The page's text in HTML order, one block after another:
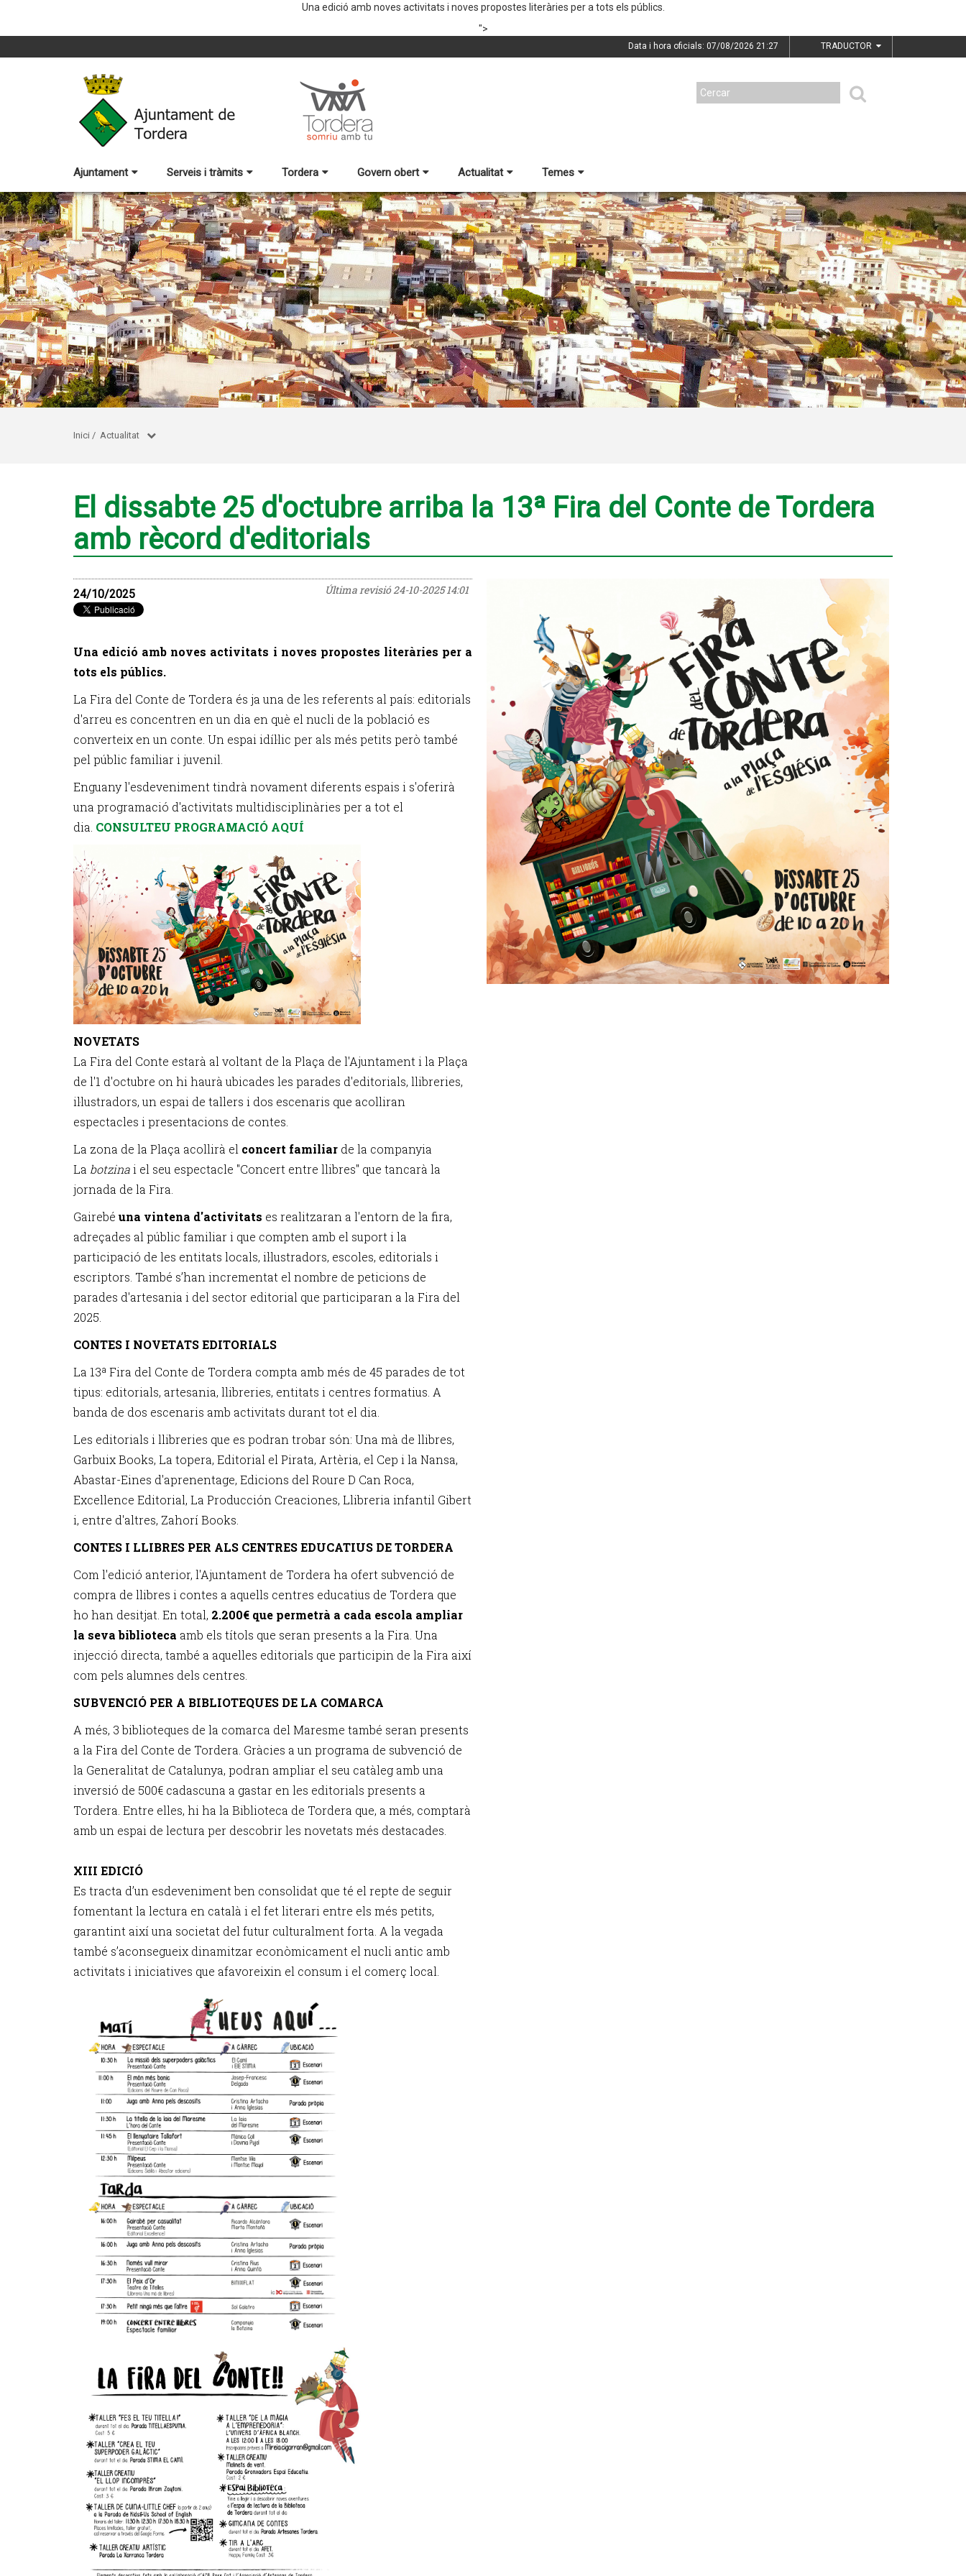
Una edició amb noves activitats i noves propostes literàries per a tots els públics.
">
Data i hora oficials: 07/08/2026 21:27 TRADUCTOR
Ajuntament Serveis i tràmits Tordera Govern obert Actualitat Temes
Inici / Actualitat
El dissabte 25 d'octubre arriba la 13ª Fira del Conte de Tordera
amb rècord d'editorials
Última revisió24-10-2025 14:01
24/10/2025
Una edició amb noves activitats i noves propostes literàries per a
tots els públics.
La Fira del Conte de Tordera és ja una de les referents al país: editorials
d'arreu es concentren en un dia en què el nucli de la població es
converteix en un conte. Un espai idíl·lic per als més petits però també
pel públic familiar i juvenil.
Enguany l'esdeveniment tindrà novament diferents espais i s'oferirà
una programació d'activitats multidisciplinàries per a tot el
dia. CONSULTEU PROGRAMACIÓ AQUÍ
NOVETATS
La Fira del Conte estarà al voltant de la Plaça de l'Ajuntament i la Plaça
de l'1 d'octubre on hi haurà ubicades les parades d'editorials, llibreries,
il·lustradors, un espai de tallers i dos escenaris que acolliran
espectacles i presentacions de contes.
La zona de la Plaça acollirà el concert familiar de la companyia
La botzinai el seu espectacle "Concert entre llibres" que tancarà la
jornada de la Fira.
Gairebé una vintena d'activitats es realitzaran a l'entorn de la fira,
adreçades al públic familiar i que compten amb el suport i la
participació de les entitats locals, il·lustradors, escoles, editorials i
escriptors. També s’han incrementat el nombre de peticions de
parades d'artesania i del sector editorial que participaran a la Fira del
2025.
CONTES I NOVETATS EDITORIALS
La 13ª Fira del Conte de Tordera compta amb més de 45 parades de tot
tipus: editorials, artesania, llibreries, entitats i centres formatius. A
banda de dos escenaris amb activitats durant tot el dia.
Les editorials i llibreries que es podran trobar són: Una mà de llibres,
Garbuix Books, La topera, Editorial el Pirata, Artèria, el Cep i la Nansa,
Abastar-Eines d'aprenentage, Edicions del Roure D Can Roca,
Excellence Editorial, La Producción Creaciones, Llibreria infantil Gibert
i, entre d'altres, Zahorí Books.
CONTES I LLIBRES PER ALS CENTRES EDUCATIUS DE TORDERA
Com l'edició anterior, l'Ajuntament de Tordera ha ofert subvenció de
compra de llibres i contes a aquells centres educatius de Tordera que
ho han desitjat. En total, 2.200€ que permetrà a cada escola ampliar
la seva biblioteca amb els títols que seran presents a la Fira. Una
injecció directa, també a aquelles editorials que participin de la Fira així
com pels alumnes dels centres.
SUBVENCIÓ PER A BIBLIOTEQUES DE LA COMARCA
A més, 3 biblioteques de la comarca del Maresme també seran presents
a la Fira del Conte de Tordera. Gràcies a un programa de subvenció de
la Generalitat de Catalunya, podran ampliar el seu catàleg amb una
inversió de 500€ cadascuna a gastar en les editorials presents a
Tordera. Entre elles, hi ha la Biblioteca de Tordera que, a més, comptarà
amb un espai de lectura per descobrir les novetats més destacades.
XIII EDICIÓ
Es tracta d’un esdeveniment ben consolidat que té el repte de seguir
fomentant la lectura en català i el fet literari entre els més petits,
garantint així una societat del futur culturalment forta. A la vegada
també s’aconsegueix dinamitzar econòmicament el nucli antic amb
activitats i iniciatives que afavoreixin el consum i el comerç local.